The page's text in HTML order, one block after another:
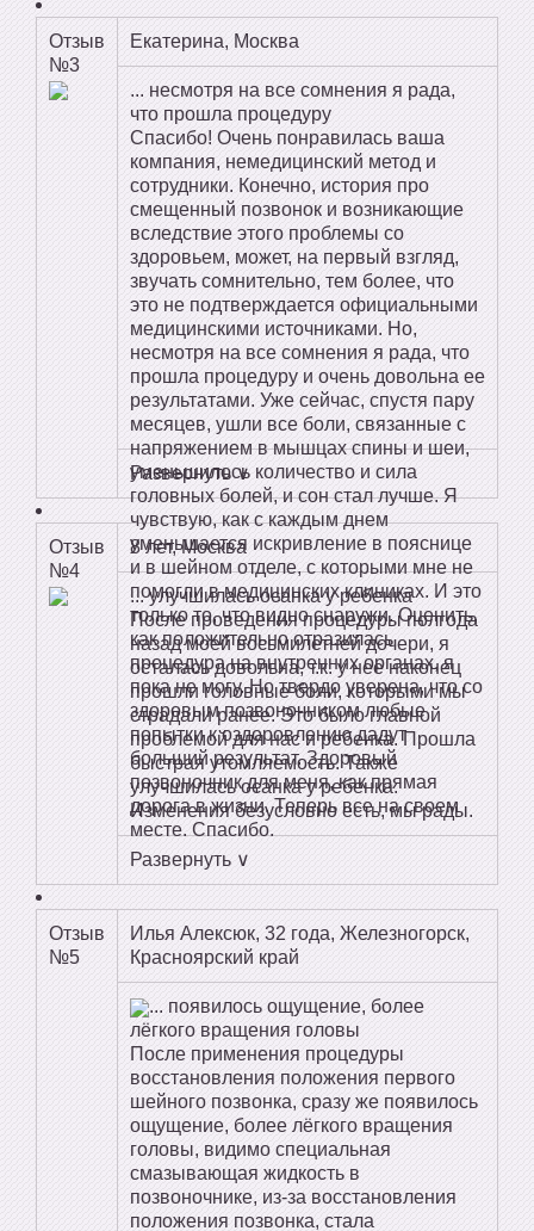
Отзыв
№3
Екатерина, Москва
... несмотря на все сомнения я рада,
что прошла процедуру
Спасибо! Очень понравилась ваша
компания, немедицинский метод и
сотрудники. Конечно, история про
смещенный позвонок и возникающие
вследствие этого проблемы со
здоровьем, может, на первый взгляд,
звучать сомнительно, тем более, что
это не подтверждается официальными
медицинскими источниками. Но,
несмотря на все сомнения я рада, что
прошла процедуру и очень довольна ее
результатами. Уже сейчас, спустя пару
месяцев, ушли все боли, связанные с
напряжением в мышцах спины и шеи,
уменьшилось количество и сила
головных болей, и сон стал лучше. Я
чувствую, как с каждым днем
уменьшается искривление в пояснице
и в шейном отделе, с которыми мне не
помогли в медицинских клиниках. И это
только то, что видно снаружи. Оценить,
как положительно отразилась
процедура на внутренних органах, я
пока не могу. Но твердо уверена, что со
здоровым позвоночником любые
попытки к оздоровлению дадут
больший результат. Здоровый
позвоночник для меня, как прямая
дорога в жизни. Теперь все на своем
месте. Спасибо.
Развернуть ∨
Отзыв
№4
8 лет, Москва
... улучшилась осанка у ребенка
После проведения процедуры полгода
назад моей восьмилетней дочери, я
осталась довольна, т.к. у нее наконец
прошли головные боли, которыми мы
страдали ранее. Это было главной
проблемой для нас и ребенка. Прошла
быстрая утомляемость. Также
улучшилась осанка у ребенка.
Изменения безусловно есть, мы рады.
Развернуть ∨
Отзыв
№5
Илья Алексюк, 32 года, Железногорск,
Красноярский край
... появилось ощущение, более
лёгкого вращения головы
После применения процедуры
восстановления положения первого
шейного позвонка, сразу же появилось
ощущение, более лёгкого вращения
головы, видимо специальная
смазывающая жидкость в
позвоночнике, из-за восстановления
положения позвонка, стала